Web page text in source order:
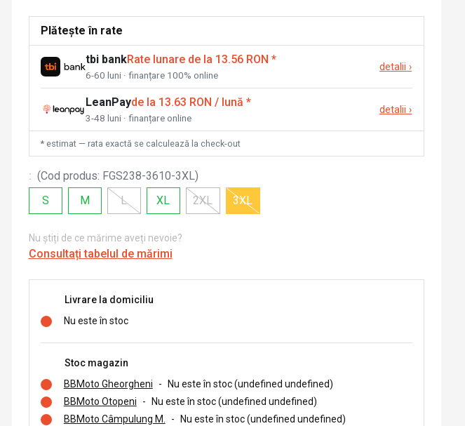
Plătește în rate
tbi bankRate lunare de la 13.56 RON *
6-60 luni · finanțare 100% online
detalii ›
LeanPayde la 13.63 RON / lună *
3-48 luni · finanțare online
detalii ›
* estimat — rata exactă se calculează la check-out
: (Cod produs: FGS238-3610-3XL)
S
M L XL 2XL 3XL
Nu știți de ce mărime aveți nevoie?
Consultați tabelul de mărimi
Livrare la domiciliu
Nu este în stoc
Stoc magazin
BBMoto Gheorgheni
-
Nu este în stoc (undefined undefined)
BBMoto Otopeni
-
Nu este în stoc (undefined undefined)
BBMoto Câmpulung M.
- Nu este în stoc (undefined undefined)